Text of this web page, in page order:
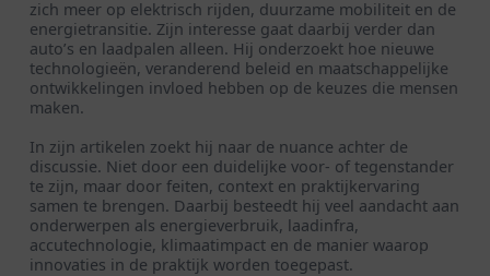
zich meer op elektrisch rijden, duurzame mobiliteit en de
energietransitie. Zijn interesse gaat daarbij verder dan
auto’s en laadpalen alleen. Hij onderzoekt hoe nieuwe
technologieën, veranderend beleid en maatschappelijke
ontwikkelingen invloed hebben op de keuzes die mensen
maken.
In zijn artikelen zoekt hij naar de nuance achter de
discussie. Niet door een duidelijke voor- of tegenstander
te zijn, maar door feiten, context en praktijkervaring
samen te brengen. Daarbij besteedt hij veel aandacht aan
onderwerpen als energieverbruik, laadinfra,
accutechnologie, klimaatimpact en de manier waarop
innovaties in de praktijk worden toegepast.